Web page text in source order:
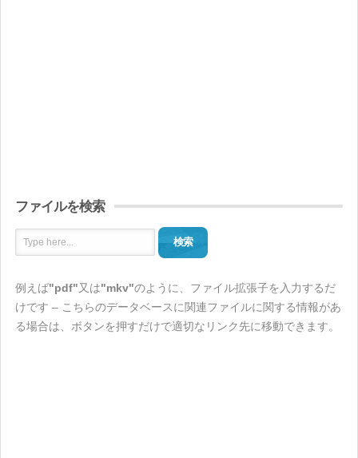
ファイルを検索
検索
例えば"pdf"又は"mkv"のように、ファイル拡張子を入力するだ
けです – こちらのデータベースに関連ファイルに関する情報があ
る場合は、ボタンを押すだけで適切なリンク先に移動できます。